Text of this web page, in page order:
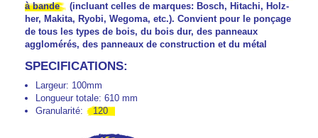
à bande
(incluant celles de marques: Bosch, Hitachi, Holz-
her, Makita, Ryobi, Wegoma, etc.). Convient pour le ponçage
de tous les types de bois, du bois dur, des panneaux
agglomérés, des panneaux de construction et du métal
SPECIFICATIONS:
Largeur: 100mm
Longueur totale: 610 mm
Granularité:
120